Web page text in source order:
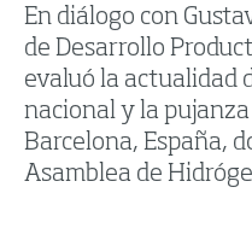
En diálogo con
de Desarrollo
evaluó la actualidad
nacional y la
Barcelona, España,
Asamblea de